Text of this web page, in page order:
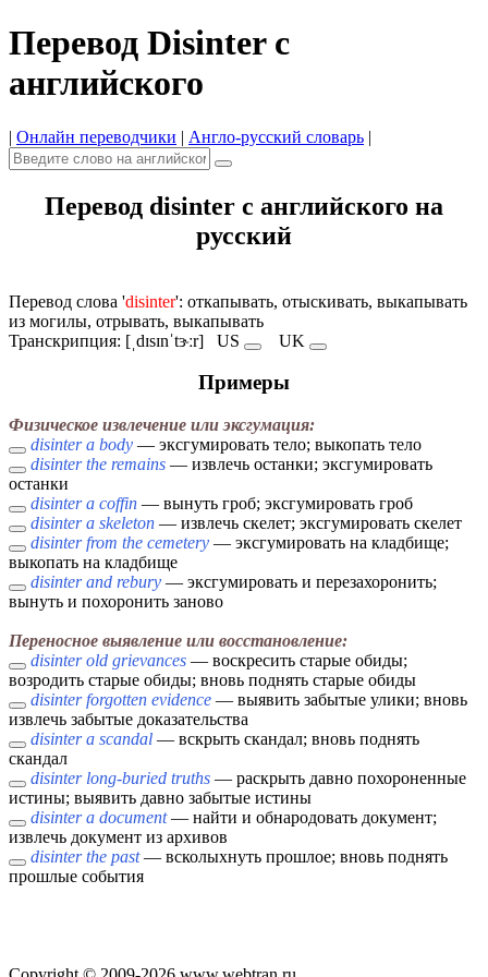
Перевод Disinter с
английского
| Онлайн переводчики | Англо-русский словарь |
Перевод disinter с английского на
русский
Перевод слова 'disinter': откапывать, отыскивать, выкапывать
из могилы, отрывать, выкапывать
Транскрипция: [ˌdɪsɪnˈtɝːr] US UK
Примеры
Физическое извлечение или эксгумация:
disinter a body — эксгумировать тело; выкопать тело
disinter the remains — извлечь останки; эксгумировать
останки
disinter a coffin — вынуть гроб; эксгумировать гроб
disinter a skeleton — извлечь скелет; эксгумировать скелет
disinter from the cemetery — эксгумировать на кладбище;
выкопать на кладбище
disinter and rebury — эксгумировать и перезахоронить;
вынуть и похоронить заново
Переносное выявление или восстановление:
disinter old grievances — воскресить старые обиды;
возродить старые обиды; вновь поднять старые обиды
disinter forgotten evidence — выявить забытые улики; вновь
извлечь забытые доказательства
disinter a scandal — вскрыть скандал; вновь поднять
скандал
disinter long-buried truths — раскрыть давно похороненные
истины; выявить давно забытые истины
disinter a document— найти и обнародовать документ;
извлечь документ из архивов
disinter the past— всколыхнуть прошлое; вновь поднять
прошлые события